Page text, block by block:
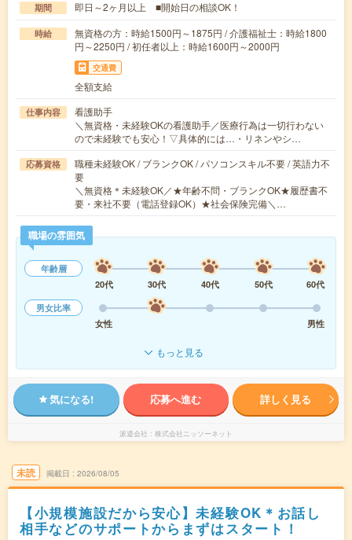
期間 即日～2ヶ月以上 ■開始日の相談OK！
時給
無資格の方：時給1500円～1875円 / 介護福祉士：時給1800
円～2250円 / 初任者以上：時給1600円～2000円
交通費
全額支給
仕事内容
看護助手
＼無資格・未経験OKの看護助手／医療行為は一切行わない
ので未経験でも安心！▽具体的には…・リネンやシ…
応募資格
職種未経験OK / ブランクOK / パソコンスキル不要 / 英語力不
要
＼無資格＊未経験OK／★年齢不問・ブランクOK★履歴書不
要・来社不要（電話登録OK）★社会保険完備＼…
職場の雰囲気
年齢層
20代
30代 40代 50代
60代
男女比率
女性
男性
もっと見る
気になる! 応募へ進む 詳しく見る
派遣会社 株式会社ニッソーネット
未読 掲載日 2026/08/05
【小規模施設だから安心】未経験OK＊お話し
相手などのサポートからまずはスタート！